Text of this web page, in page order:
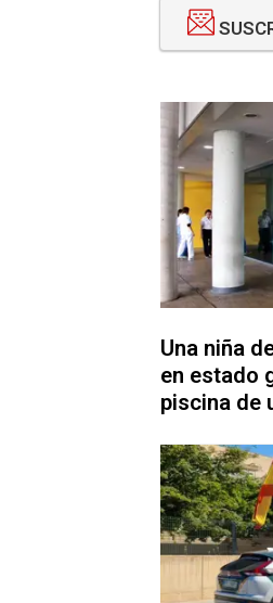
Una niña
en estado
piscina de